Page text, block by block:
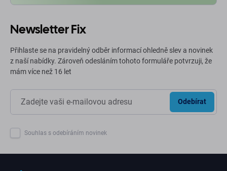
Newsletter Fix
Přihlaste se na pravidelný odběr informací ohledně slev a novinek
z naší nabídky. Zároveň odesláním tohoto formuláře potvrzuji, že
mám více než 16 let
Odebírat
Souhlas s odebíráním novinek